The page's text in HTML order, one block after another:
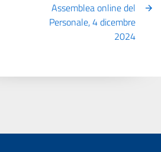
Assemblea online del
Personale, 4 dicembre
2024